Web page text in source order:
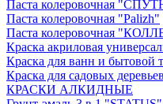
Паста колеровочная
Паста колеровочная "Palizh"
Паста колеровочная
Краска акриловая
Краска для ванн и бытовой
Краска для садовых деревьев
КРАСКИ АЛКИДНЫЕ